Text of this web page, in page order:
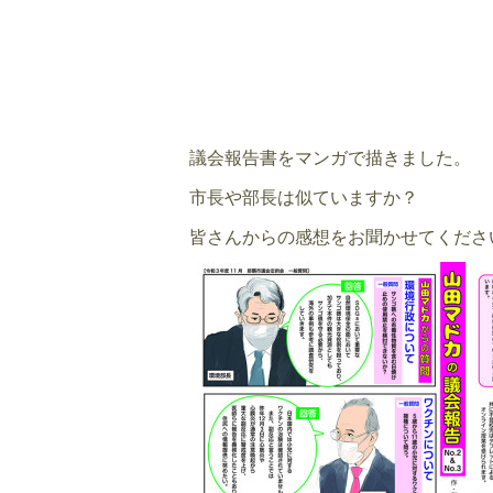
議会報告書をマンガで描きました。
市長や部長は似ていますか？
皆さんからの感想をお聞かせてくださ